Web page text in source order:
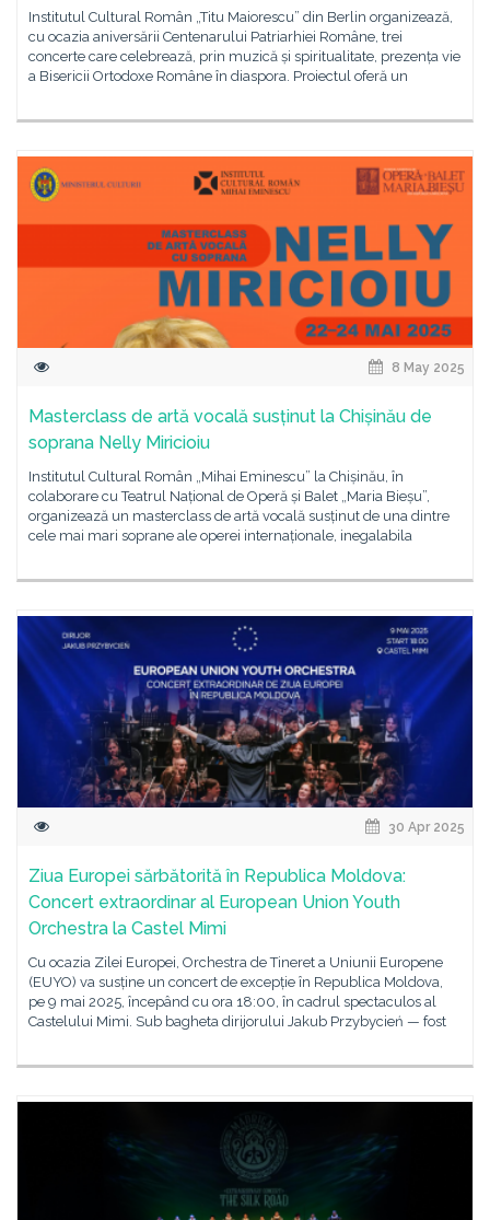
Institutul Cultural Român „Titu Maiorescu” din Berlin organizează,
cu ocazia aniversării Centenarului Patriarhiei Române, trei
concerte care celebrează, prin muzică și spiritualitate, prezența vie
a Bisericii Ortodoxe Române în diaspora. Proiectul oferă un
8 May 2025
Masterclass de artă vocală susținut la Chișinău de
soprana Nelly Miricioiu
Institutul Cultural Român „Mihai Eminescu” la Chișinău, în
colaborare cu Teatrul Național de Operă și Balet „Maria Bieșu”,
organizează un masterclass de artă vocală susținut de una dintre
cele mai mari soprane ale operei internaționale, inegalabila
30 Apr 2025
Ziua Europei sărbătorită în Republica Moldova:
Concert extraordinar al European Union Youth
Orchestra la Castel Mimi
Cu ocazia Zilei Europei, Orchestra de Tineret a Uniunii Europene
(EUYO) va susține un concert de excepție în Republica Moldova,
pe 9 mai 2025, începând cu ora 18:00, în cadrul spectaculos al
Castelului Mimi. Sub bagheta dirijorului Jakub Przybycień — fost